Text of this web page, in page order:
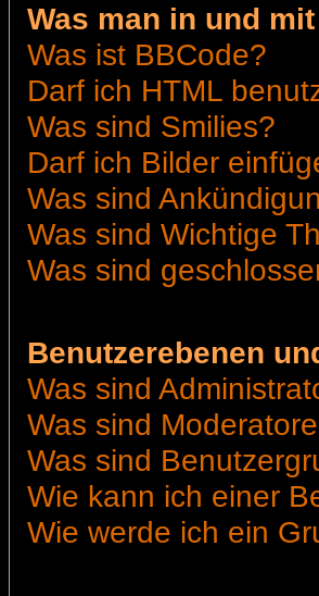
Was man in und
Was ist BBCode?
Darf ich HTML
Was sind Smilies?
Darf ich Bilder
Was sind
Was sind Wichtige
Was sind
Benutzerebenen
Was sind
Was sind
Was sind
Wie kann ich einer
Wie werde ich ein